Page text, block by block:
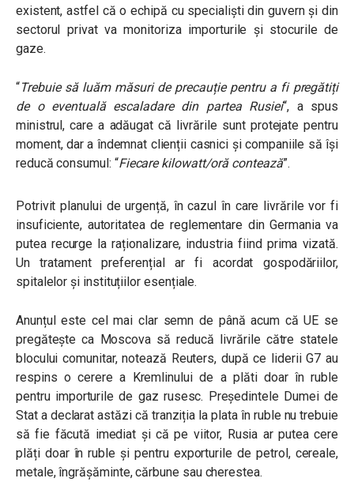
existent, astfel că o echipă cu specialiști din guvern și din
sectorul privat va monitoriza importurile și stocurile de
gaze.
“Trebuie să luăm măsuri de precauție pentru a fi pregătiți
de o eventuală escaladare din partea Rusiei“, a spus
ministrul, care a adăugat că livrările sunt protejate pentru
moment, dar a îndemnat clienții casnici și companiile să își
reducă consumul: “Fiecare kilowatt/oră contează”.
Potrivit planului de urgență, în cazul în care livrările vor fi
insuficiente, autoritatea de reglementare din Germania va
putea recurge la raționalizare, industria fiind prima vizată.
Un tratament preferențial ar fi acordat gospodăriilor,
spitalelor și instituțiilor esențiale.
Anunțul este cel mai clar semn de până acum că UE se
pregătește ca Moscova să reducă livrările către statele
blocului comunitar, notează Reuters, după ce liderii G7 au
respins o cerere a Kremlinului de a plăti doar în ruble
pentru importurile de gaz rusesc. Președintele Dumei de
Stat a declarat astăzi că tranziția la plata în ruble nu trebuie
să fie făcută imediat și că pe viitor, Rusia ar putea cere
plăți doar în ruble și pentru exporturile de petrol, cereale,
metale, îngrășăminte, cărbune sau cherestea.